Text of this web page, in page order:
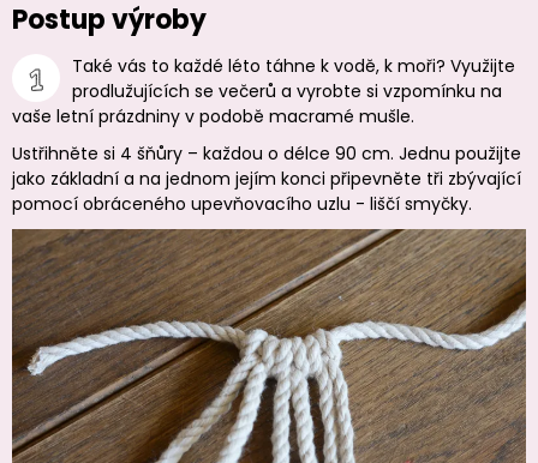
Postup výroby
Také vás to každé léto táhne k vodě, k moři? Využijte
prodlužujících se večerů a vyrobte si vzpomínku na
vaše letní prázdniny v podobě macramé mušle.
Ustřihněte si 4 šňůry – každou o délce 90 cm. Jednu použijte
jako základní a na jednom jejím konci připevněte tři zbývající
pomocí obráceného upevňovacího uzlu - liščí smyčky.